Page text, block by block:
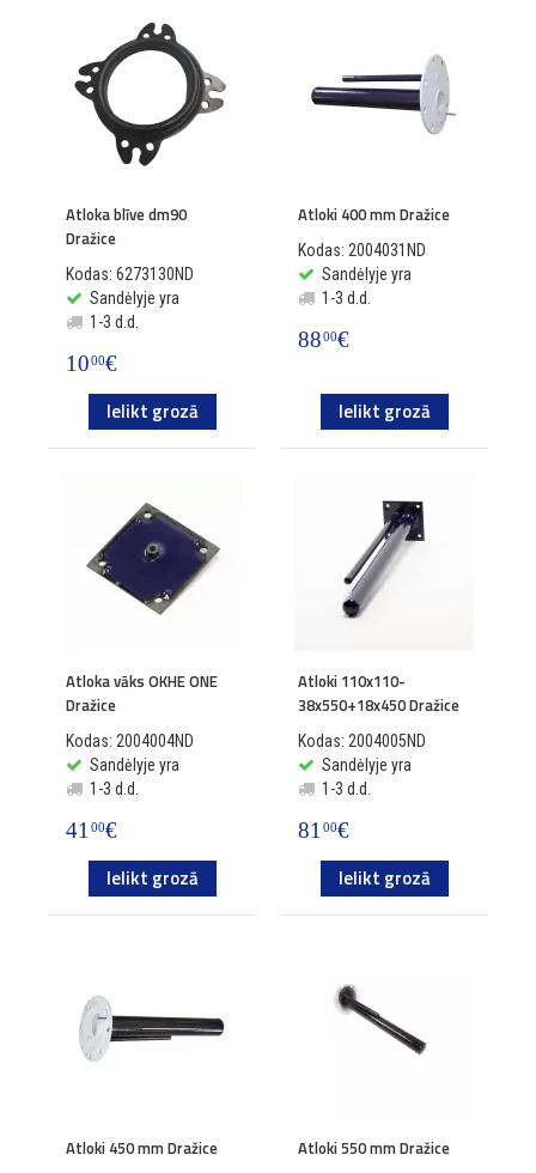
Atloka blīve dm90
Dražice
Kodas: 6273130ND
Sandėlyje yra
1-3 d.d.
1000€
Ielikt grozā
Atloki 400 mm Dražice
Kodas: 2004031ND
Sandėlyje yra
1-3 d.d.
8800€
Ielikt grozā
Atloka vāks OKHE ONE
Dražice
Kodas: 2004004ND
Sandėlyje yra
1-3 d.d.
4100€
Ielikt grozā
Atloki 110x110-
38x550+18x450 Dražice
Kodas: 2004005ND
Sandėlyje yra
1-3 d.d.
8100€
Ielikt grozā
Atloki 450 mm Dražice Atloki 550 mm Dražice